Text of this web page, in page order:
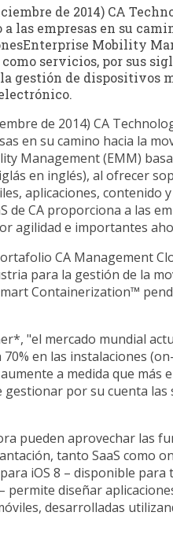
de 2014) CA
las empresas en su
Mobility
servicios, por sus
gestión de dispositivos
de 2014) CA
en su camino hacia la
Management (EMM)
en inglés), al ofrecer
aplicaciones, contenido
de CA proporciona a las
agilidad e importantes
CA Management
para la gestión de la
Containerization™
"el mercado mundial
en las instalaciones
a medida que más
por su cuenta las
pueden aprovechar las
tanto SaaS como
iOS 8 – disponible para
diseñar
desarrolladas